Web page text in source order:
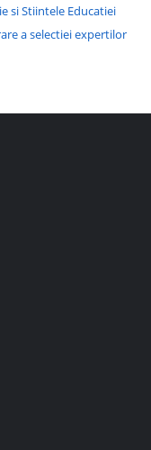
si Stiintele Educatiei
a selectiei expertilor